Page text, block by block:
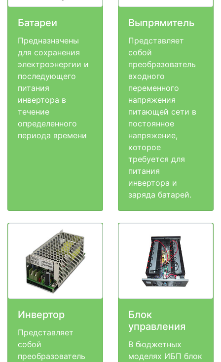
Батареи
Предназначены
для сохранения
электроэнергии и
последующего
питания
инвертора в
течение
определенного
периода времени
Выпрямитель
Представляет
собой
преобразователь
входного
переменного
напряжения
питающей сети в
постоянное
напряжение,
которое
требуется для
питания
инвертора и
заряда батарей.
Инвертор
Представляет
собой
преобразователь
Блок
управления
В бюджетных
моделях ИБП блок